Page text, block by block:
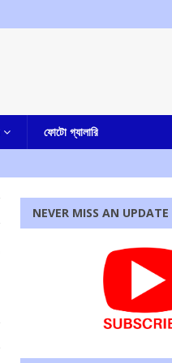
ফোটো গ্যালারি
NEVER MISS AN UPDATE